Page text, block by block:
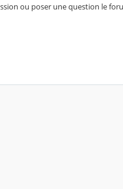
ou poser une question le